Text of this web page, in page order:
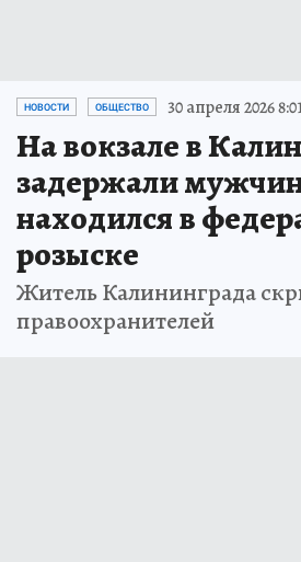
НОВОСТИ ОБЩЕСТВО 30 апреля 2026
На вокзале в
задержали
находился в
розыске
Житель Калининграда
правоохранителей